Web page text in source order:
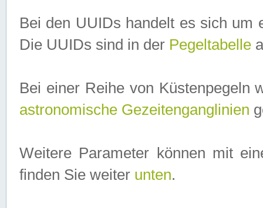
Bei den UUIDs handelt es sich um
Die UUIDs sind in der Pegeltabelle
Bei einer Reihe von Küstenpegeln
astronomische Gezeitenganglinien
Weitere Parameter können mit
finden Sie weiter unten.